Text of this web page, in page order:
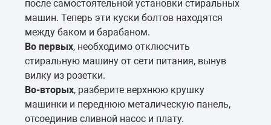
после самостоятельной установки стиральных
машин. Теперь эти куски болтов находятся
между баком и барабаном.
Во первых, необходимо отклюсчить
стиральную машину от сети питания, вынув
вилку из розетки.
Во-вторых, разберите верхнюю крушку
машинки и переднюю металическую панель,
отсоединив сливной насос и плату.